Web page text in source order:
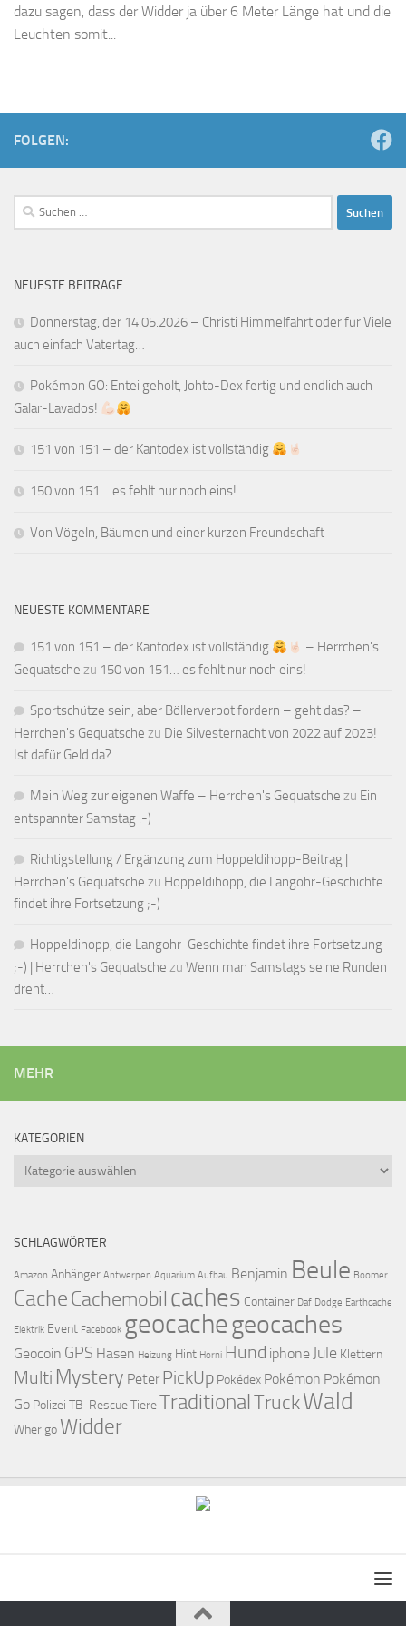
dazu sagen, dass der Widder ja über 6 Meter Länge hat und die
Leuchten somit...
FOLGEN:
Suchen
nach:
NEUESTE BEITRÄGE
Donnerstag, der 14.05.2026 – Christi Himmelfahrt oder für Viele
auch einfach Vatertag…
Pokémon GO: Entei geholt, Johto-Dex fertig und endlich auch
Galar-Lavados!
151 von 151 – der Kantodex ist vollständig
150 von 151… es fehlt nur noch eins!
Von Vögeln, Bäumen und einer kurzen Freundschaft
NEUESTE KOMMENTARE
151 von 151 – der Kantodex ist vollständig
– Herrchen's
Gequatsche zu 150 von 151… es fehlt nur noch eins!
Sportschütze sein, aber Böllerverbot fordern – geht das? –
Herrchen's Gequatsche zu Die Silvesternacht von 2022 auf 2023!
Ist dafür Geld da?
Mein Weg zur eigenen Waffe – Herrchen's Gequatsche zu Ein
entspannter Samstag :-)
Richtigstellung / Ergänzung zum Hoppeldihopp-Beitrag |
Herrchen's Gequatsche zu Hoppeldihopp, die Langohr-Geschichte
findet ihre Fortsetzung ;-)
Hoppeldihopp, die Langohr-Geschichte findet ihre Fortsetzung
;-) | Herrchen's Gequatsche zu Wenn man Samstags seine Runden
dreht…
MEHR
KATEGORIEN
Kategorien
SCHLAGWÖRTER
Amazon Anhänger Antwerpen Aquarium Aufbau Benjamin Beule Boomer
CacheCachemobil caches Container Daf Dodge Earthcache
Elektrik Event Facebook geocachegeocaches
Geocoin GPS Hasen Heizung Hint Horni Hund iphone Jule Klettern
Multi Mystery Peter PickUp Pokédex Pokémon Pokémon
Go Polizei TB-RescueTiereTraditional TruckWald
Wherigo Widder